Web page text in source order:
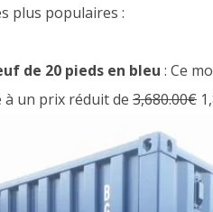
plus populaires :
de 20 pieds en bleu : Ce
un prix réduit de 3,680.00€